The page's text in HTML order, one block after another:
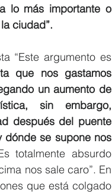
lo más importante o
ciudad”.
“Este argumento es
que nos gastamos
un aumento de
sin embargo,
después del puente
dónde se supone nos
totalmente absurdo
nos sale caro”. En
que está colgado